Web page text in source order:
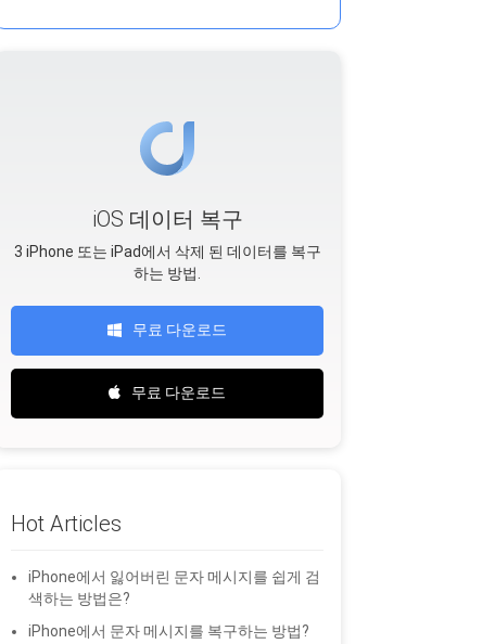
iOS 데이터 복구
3 iPhone 또는 iPad에서 삭제 된 데이터를 복구
하는 방법.
무료 다운로드
무료 다운로드
Hot Articles
iPhone에서 잃어버린 문자 메시지를 쉽게 검
색하는 방법은?
iPhone에서 문자 메시지를 복구하는 방법?